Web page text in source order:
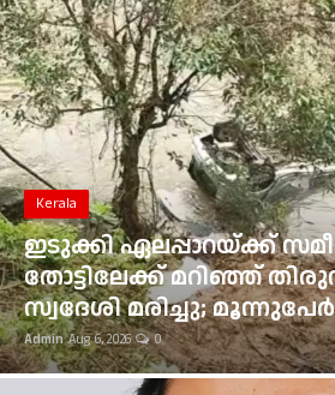
Sports
Food
Gulf News
Loksabha Election 2024
Technology
Health
Jobs Mall
Kerala
ഇടുക്കി ഏലപ്പാറയ്ക്ക്
തോട്ടിലേക്ക് മറിഞ്ഞ്
സ്വദേശി മരിച്ചു;
Admin Aug 6, 2026 0